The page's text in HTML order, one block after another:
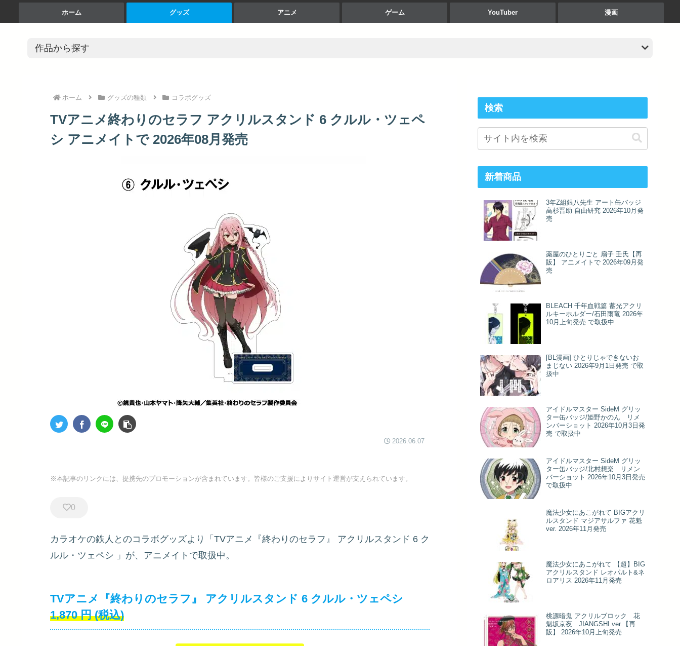
ホーム グッズ アニメ ゲーム YouTuber 漫画
ホーム グッズの種類 コラボグッズ
TVアニメ終わりのセラフ アクリルスタンド 6 クルル・ツェペ
シ アニメイトで 2026年08月発売
2026.06.07
※本記事のリンクには、提携先のプロモーションが含まれています。皆様のご支援によりサイト運営が支えられています。
0
カラオケの鉄人とのコラボグッズより「TVアニメ『終わりのセラフ』 アクリルスタンド 6 ク
ルル・ツェペシ 」が、アニメイトで取扱中。
TVアニメ『終わりのセラフ』 アクリルスタンド 6 クルル・ツェペシ
1,870 円 (税込)
検索
新着商品
3年Z組銀八先生 アート缶バッジ
高杉晋助 自由研究 2026年10月発
売
薬屋のひとりごと 扇子 壬氏【再
販】 アニメイトで 2026年09月発
売
BLEACH 千年血戦篇 蓄光アクリ
ルキーホルダー/石田雨竜 2026年
10月上旬発売 で取扱中
[BL漫画] ひとりじゃできないお
まじない 2026年9月1日発売 で取
扱中
アイドルマスター SideM グリッ
ター缶バッジ/姫野かのん リメ
ンバーショット 2026年10月3日発
売 で取扱中
アイドルマスター SideM グリッ
ター缶バッジ/北村想楽 リメン
バーショット 2026年10月3日発売
で取扱中
魔法少女にあこがれて BIGアクリ
ルスタンド マジアサルファ 花魁
ver. 2026年11月発売
魔法少女にあこがれて 【超】BIG
アクリルスタンド レオパルト&ネ
ロアリス 2026年11月発売
桃源暗鬼 アクリルブロック 花
魁坂京夜 JIANGSHI ver.【再
販】 2026年10月上旬発売